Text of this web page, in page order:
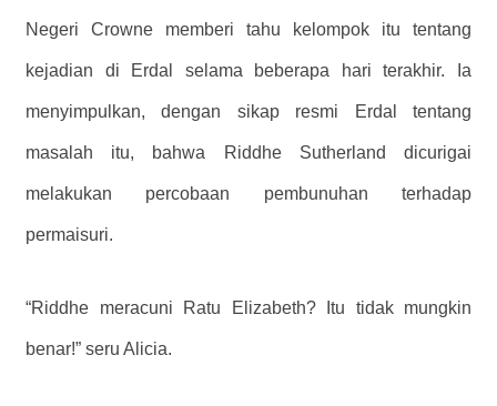
Negeri Crowne memberi tahu kelompok itu tentang
kejadian di Erdal selama beberapa hari terakhir. Ia
menyimpulkan, dengan sikap resmi Erdal tentang
masalah itu, bahwa Riddhe Sutherland dicurigai
melakukan percobaan pembunuhan terhadap
permaisuri.
“Riddhe meracuni Ratu Elizabeth? Itu tidak mungkin
benar!” seru Alicia.